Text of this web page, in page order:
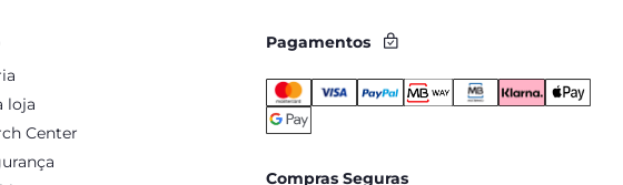
loja
Center
Pagamentos
Compras Seguras